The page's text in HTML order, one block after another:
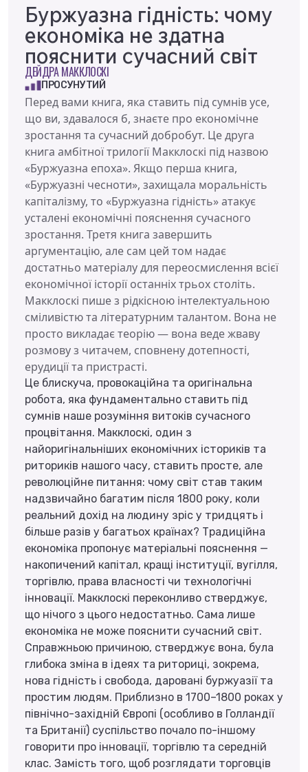
Буржуазна гідність: чому
економіка не здатна
пояснити сучасний світ
ДЕЙДРА МАККЛОСКІ
ПРОСУНУТИЙ
Перед вами книга, яка ставить під сумнів усе,
що ви, здавалося б, знаєте про економічне
зростання та сучасний добробут. Це друга
книга амбітної трилогії Макклоскі під назвою
«Буржуазна епоха». Якщо перша книга,
«Буржуазні чесноти», захищала моральність
капіталізму, то «Буржуазна гідність» атакує
усталені економічні пояснення сучасного
зростання. Третя книга завершить
аргументацію, але сам цей том надає
достатньо матеріалу для переосмислення всієї
економічної історії останніх трьох століть.
Макклоскі пише з рідкісною інтелектуальною
сміливістю та літературним талантом. Вона не
просто викладає теорію — вона веде жваву
розмову з читачем, сповнену дотепності,
ерудиції та пристрасті.
Це блискуча, провокаційна та оригінальна
робота, яка фундаментально ставить під
сумнів наше розуміння витоків сучасного
процвітання. Макклоскі, один з
найоригінальніших економічних істориків та
риториків нашого часу, ставить просте, але
революційне питання: чому світ став таким
надзвичайно багатим після 1800 року, коли
реальний дохід на людину зріс у тридцять і
більше разів у багатьох країнах? Традиційна
економіка пропонує матеріальні пояснення —
накопичений капітал, кращі інституції, вугілля,
торгівлю, права власності чи технологічні
інновації. Макклоскі переконливо стверджує,
що нічого з цього недостатньо. Сама лише
економіка не може пояснити сучасний світ.
Справжньою причиною, стверджує вона, була
глибока зміна в ідеях та риториці, зокрема,
нова гідність і свобода, даровані буржуазії та
простим людям. Приблизно в 1700–1800 роках у
північно-західній Європі (особливо в Голландії
та Британії) суспільство почало по-іншому
говорити про інновації, торгівлю та середній
клас. Замість того, щоб розглядати торговців